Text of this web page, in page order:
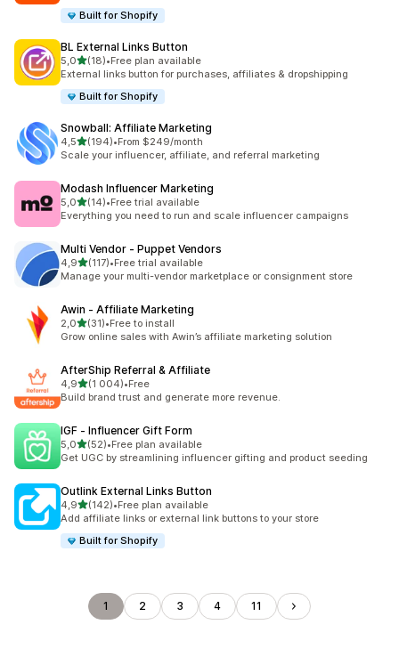
Built for Shopify
BL External Links Button
5,0z 5 hvězd
(18)
Celkový počet recenzí: 18
•Free plan available
External links button for purchases, affiliates & dropshipping
Built for Shopify
Snowball: Affiliate Marketing
4,5z 5 hvězd
(194)
Celkový počet recenzí: 194
•From $249/month
Scale your influencer, affiliate, and referral marketing
Modash Influencer Marketing
5,0z 5 hvězd
(14)
Celkový počet recenzí: 14
•Free trial available
Everything you need to run and scale influencer campaigns
Multi Vendor ‑ Puppet Vendors
4,9z 5 hvězd
(117)
Celkový počet recenzí: 117
•Free trial available
Manage your multi-vendor marketplace or consignment store
Awin ‑ Affiliate Marketing
2,0z 5 hvězd
(31)
Celkový počet recenzí: 31
•Free to install
Grow online sales with Awin’s affiliate marketing solution
AfterShip Referral & Affiliate
4,9z 5 hvězd
(1 004)
Celkový počet recenzí: 1004
•Free
Build brand trust and generate more revenue.
IGF ‑ Influencer Gift Form
5,0z 5 hvězd
(52)
Celkový počet recenzí: 52
•Free plan available
Get UGC by streamlining influencer gifting and product seeding
Outlink External Links Button
4,9z 5 hvězd
(142)
Celkový počet recenzí: 142
•Free plan available
Add affiliate links or external link buttons to your store
Built for Shopify
1 2 3 4 11